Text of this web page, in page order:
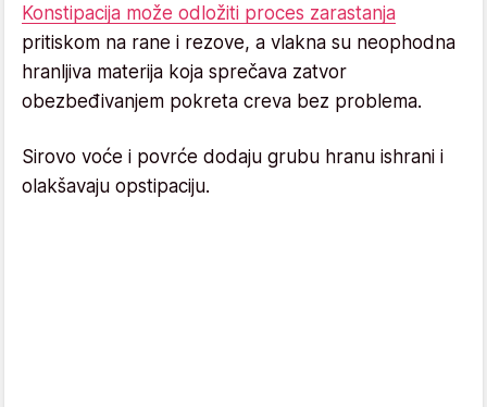
Konstipacija može odložiti proces zarastanja
pritiskom na rane i rezove, a vlakna su neophodna
hranljiva materija koja sprečava zatvor
obezbeđivanjem pokreta creva bez problema.
Sirovo voće i povrće dodaju grubu hranu ishrani i
olakšavaju opstipaciju.